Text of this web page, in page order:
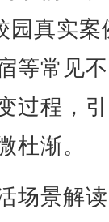
园真实案
等常见
过程，
杜渐。
景解